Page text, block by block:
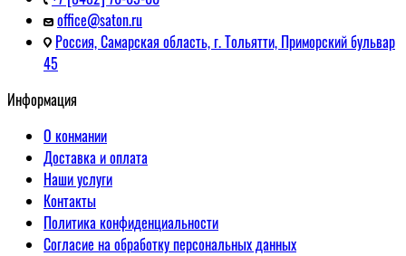
office@saton.ru
Россия, Самарская область, г. Тольятти, Приморский бульвар
45
Информация
О конмании
Доставка и оплата
Наши услуги
Контакты
Политика конфиденциальности
Согласие на обработку персональных данных